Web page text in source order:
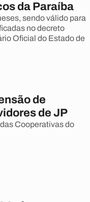
da Paraíba
sendo válido para
no decreto
Oficial do Estado de
de
de JP
Cooperativas do